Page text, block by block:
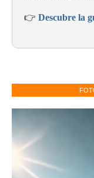
👉 Descubre la